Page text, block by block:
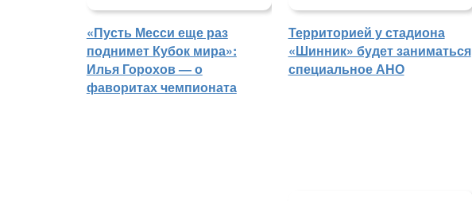
«Пусть Месси еще раз
поднимет Кубок мира»:
Илья Горохов — о
фаворитах чемпионата
Территорией у стадиона
«Шинник» будет заниматься
специальное АНО